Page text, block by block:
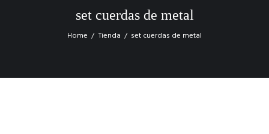
set cuerdas de metal
Home Tienda set cuerdas de metal